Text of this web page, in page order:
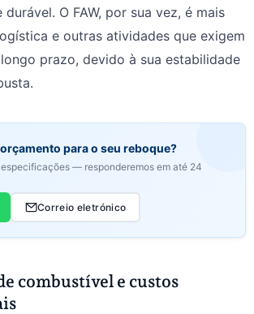
O FAW, por sua vez, é mais
e outras atividades que exigem
prazo, devido à sua estabilidade
para o seu reboque?
— responderemos em até 24
Correio eletrónico
combustível e custos